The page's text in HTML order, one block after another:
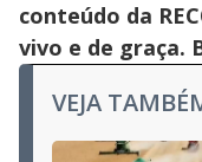
conteúdo da
vivo e de graça.
VEJA